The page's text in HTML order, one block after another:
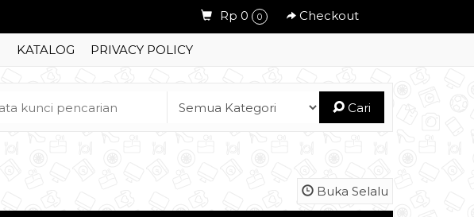
Rp 0 0 Checkout
KATALOG PRIVACY POLICY
Cari
Buka Selalu